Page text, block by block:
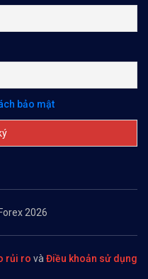
bảo mật
2026
rủi ro và Điều khoản sử dụng